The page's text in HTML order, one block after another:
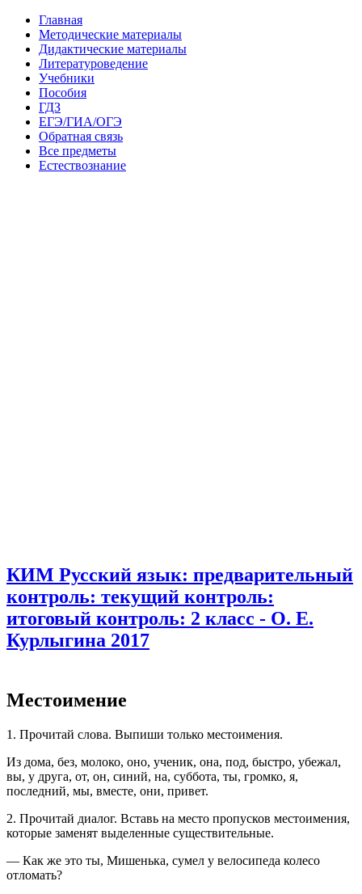
Главная
Методические материалы
Дидактические материалы
Литературоведение
Учебники
Пособия
ГДЗ
ЕГЭ/ГИА/ОГЭ
Обратная связь
Все предметы
Естествознание
КИМ Русский язык: предварительный
контроль: текущий контроль:
итоговый контроль: 2 класс - О. Е.
Курлыгина 2017
Местоимение
1. Прочитай слова. Выпиши только местоимения.
Из дома, без, молоко, оно, ученик, она, под, быстро, убежал,
вы, у друга, от, он, синий, на, суббота, ты, громко, я,
последний, мы, вместе, они, привет.
2. Прочитай диалог. Вставь на место пропусков местоимения,
которые заменят выделенные существительные.
— Как же это ты, Мишенька, сумел у велосипеда колесо
отломать?